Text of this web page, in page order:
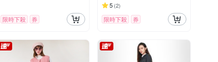
限時下殺 券
5 (2)
限時下殺 券